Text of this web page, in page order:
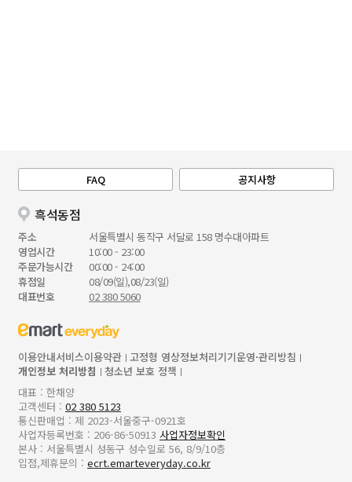
FAQ 공지사항
흑석동점
주소
서울특별시 동작구 서달로 158 명수대아파트
영업시간
10:00 - 23:00
주문가능시간
00:00 - 24:00
휴점일
08/09(일),08/23(일)
대표번호
02 380 5060
이용안내서비스이용약관 고정형 영상정보처리기기운영·관리방침
개인정보 처리방침
청소년 보호 정책
대표 : 한채양
고객센터 : 02 380 5123
통신판매업 : 제 2023-서울중구-0921호
사업자등록번호 : 206-86-50913 사업자정보확인
본사 : 서울특별시 성동구 성수일로 56, 8/9/10층
입점,제휴문의 : ecrt.emarteveryday.co.kr